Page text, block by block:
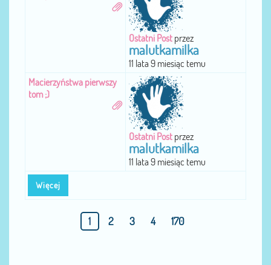
Więcej
Ostatni Post przez
malutkamilka
11 lata 9 miesiąc temu
Macierzyństwa pierwszy
tom ;)
Ostatni Post przez
malutkamilka
11 lata 9 miesiąc temu
1 2 3 4 170